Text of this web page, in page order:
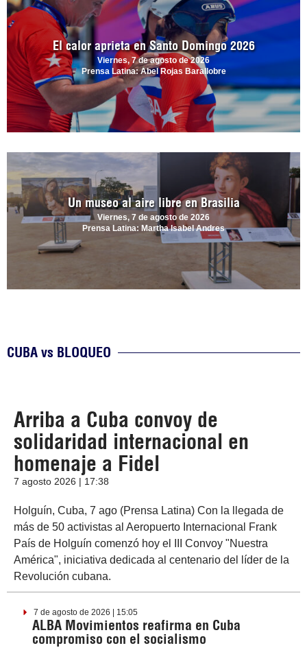
El calor aprieta en Santo Domingo 2026
Viernes, 7 de agosto de 2026
Prensa Latina: Abel Rojas Barallobre
Un museo al aire libre en Brasilia
Viernes, 7 de agosto de 2026
Prensa Latina: Martha Isabel Andres
CUBA vs BLOQUEO
Arriba a Cuba convoy de
solidaridad internacional en
homenaje a Fidel
7 agosto 2026 | 17:38
Holguín, Cuba, 7 ago (Prensa Latina) Con la llegada de
más de 50 activistas al Aeropuerto Internacional Frank
País de Holguín comenzó hoy el III Convoy "Nuestra
América", iniciativa dedicada al centenario del líder de la
Revolución cubana.
7 de agosto de 2026 | 15:05
ALBA Movimientos reafirma en Cuba
compromiso con el socialismo